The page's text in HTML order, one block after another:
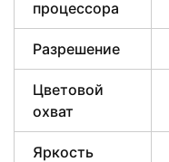
процессора
Разрешение
Цветовой
охват
Яркость